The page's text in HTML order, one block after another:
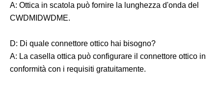
A: Ottica in scatola può fornire la lunghezza d'onda del
CWDMIDWDME.
D: Di quale connettore ottico hai bisogno?
A: La casella ottica può configurare il connettore ottico in
conformità con i requisiti gratuitamente.